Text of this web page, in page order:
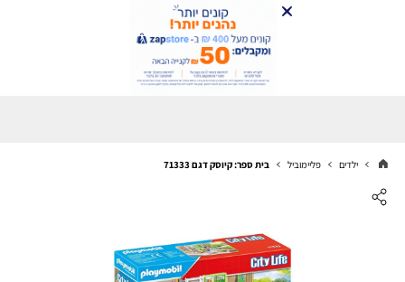
ילדים פליימוביל בית ספר: קיוסק דגם 71333